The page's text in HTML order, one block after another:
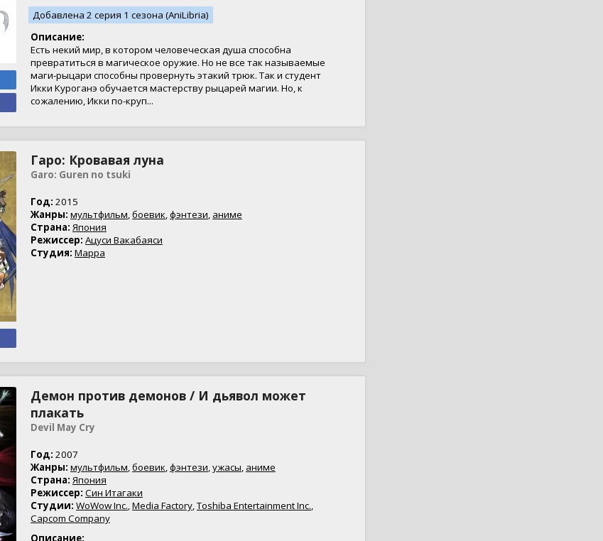
Добавлена 2 серия 1 сезона (AniLibria)
Описание:
Есть некий мир, в котором человеческая душа способна
превратиться в магическое оружие. Но не все так называемые
маги-рыцари способны провернуть этакий трюк. Так и студент
Икки Куроганэ обучается мастерству рыцарей магии. Но, к
сожалению, Икки по-круп...
Гаро: Кровавая луна
Garo: Guren no tsuki
Год: 2015
Жанры: мультфильм,боевик,фэнтези, аниме
Страна: Япония
Режиссер: Ацуси Вакабаяси
Студия: Mappa
Демон против демонов / И дьявол может
плакать
Devil May Cry
Год: 2007
Жанры: мультфильм,боевик,фэнтези,ужасы, аниме
Страна: Япония
Режиссер: Син Итагаки
Студии: WoWow Inc.,Media Factory,Toshiba Entertainment Inc.,
Capcom Company
Описание: